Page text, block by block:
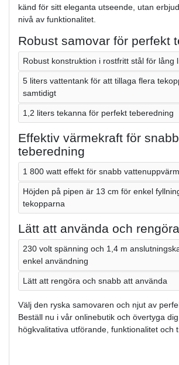
känd för sitt eleganta utseende, utan
nivå av funktionalitet.
Robust samovar för perfekt
Robust konstruktion i rostfritt stål för lång
5 liters vattentank för att tillaga flera
samtidigt
1,2 liters tekanna för perfekt teberedning
Effektiv värmekraft för snabb
teberedning
1 800 watt effekt för snabb
Höjden på pipen är 13 cm för enkel
tekopparna
Lätt att använda och rengöra
230 volt spänning och 1,4 m
enkel användning
Lätt att rengöra och snabb att använda
Välj den ryska samovaren och njut av
Beställ nu i vår onlinebutik och övertyga
högkvalitativa utförande, funktionalitet och